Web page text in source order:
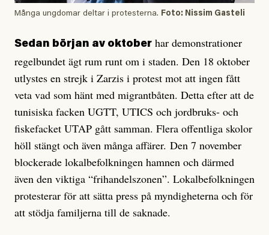
Många ungdomar deltar i protesterna. Foto: Nissim Gasteli
Sedan början av oktober har demonstrationer
regelbundet ägt rum runt om i staden. Den 18 oktober
utlystes en strejk i Zarzis i protest mot att ingen fått
veta vad som hänt med migrantbåten. Detta efter att de
tunisiska facken UGTT, UTICS och jordbruks- och
fiskefacket UTAP gått samman. Flera offentliga skolor
höll stängt och även många affärer. Den 7 november
blockerade lokalbefolkningen hamnen och därmed
även den viktiga “frihandelszonen”. Lokalbefolkningen
protesterar för att sätta press på myndigheterna och för
att stödja familjerna till de saknade.